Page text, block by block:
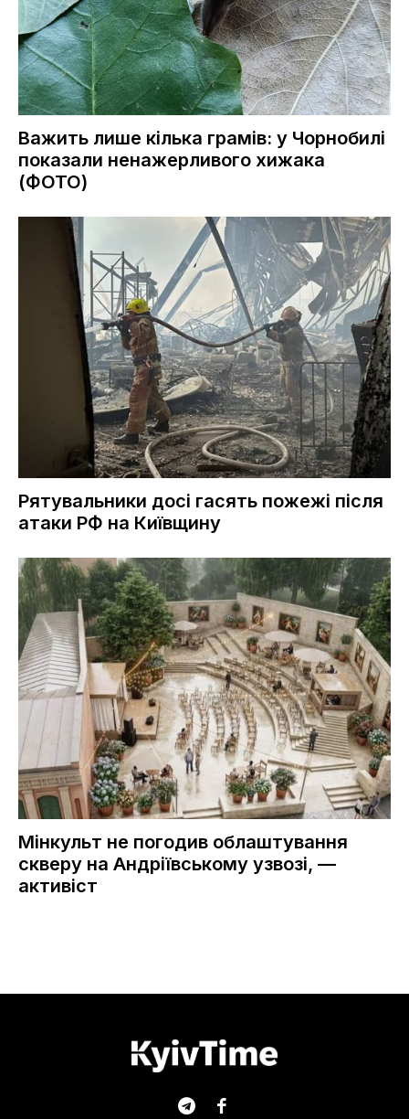
Важить лише кілька грамів: у Чорнобилі
показали ненажерливого хижака
(ФОТО)
Рятувальники досі гасять пожежі після
атаки РФ на Київщину
Мінкульт не погодив облаштування
скверу на Андріївському узвозі, —
активіст